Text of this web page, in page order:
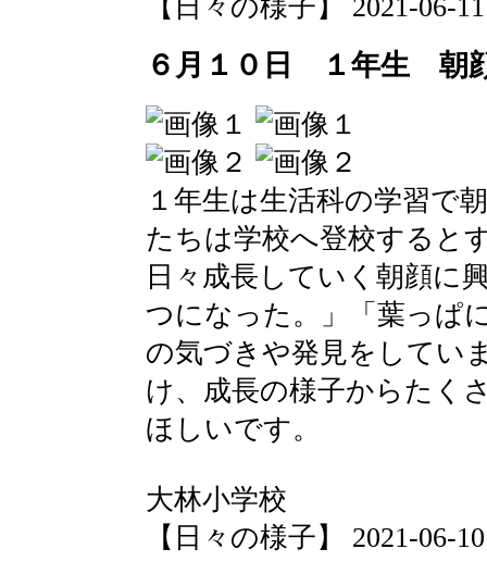
【日々の様子】 2021-06-
６月１０日 １年生 朝
１年生は生活科の学習で
たちは学校へ登校すると
日々成長していく朝顔に
つになった。」「葉っぱ
の気づきや発見をしてい
け、成長の様子からたく
ほしいです。
大林小学校
【日々の様子】 2021-06-